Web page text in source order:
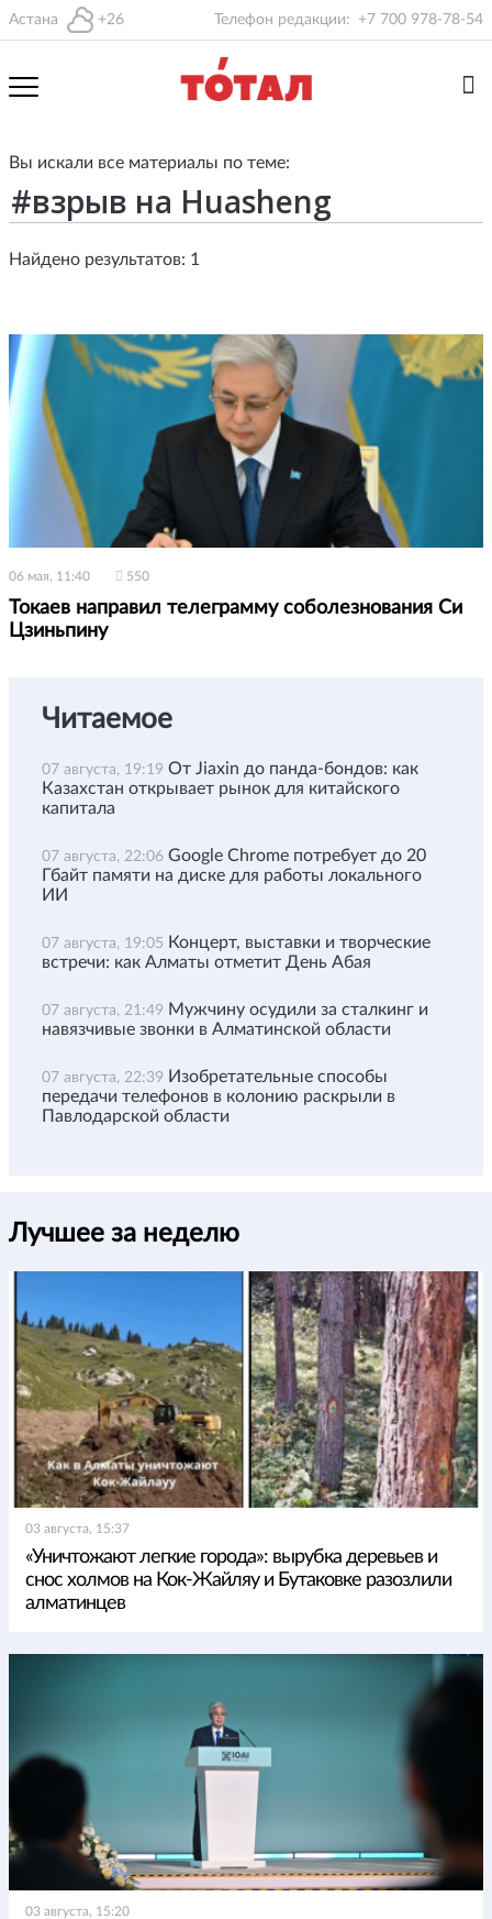
Астана +26 Телефон редакции: +7 700 978-78-54
Вы искали все материалы по теме:
Найдено результатов: 1
06 мая, 11:40 550
Токаев направил телеграмму соболезнования Си
Цзиньпину
Читаемое
07 августа, 19:19 От Jiaxin до панда-бондов: как
Казахстан открывает рынок для китайского
капитала
07 августа, 22:06 Google Chrome потребует до 20
Гбайт памяти на диске для работы локального
ИИ
07 августа, 19:05 Концерт, выставки и творческие
встречи: как Алматы отметит День Абая
07 августа, 21:49 Мужчину осудили за сталкинг и
навязчивые звонки в Алматинской области
07 августа, 22:39 Изобретательные способы
передачи телефонов в колонию раскрыли в
Павлодарской области
Лучшее за неделю
03 августа, 15:37
«Уничтожают легкие города»: вырубка деревьев и
снос холмов на Кок-Жайляу и Бутаковке разозлили
алматинцев
03 августа, 15:20